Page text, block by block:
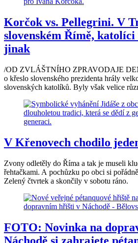
Korčok vs. Pellegrini. V
slovenském Římě,
jinak
/OD ZVLÁŠTNÍHO ZPRAVODAJE
o křeslo slovenského prezidenta hrály
slovenských katolíků. Byly však velice
V Křenovech chodilo
Zvony odletěly do Říma a tak je museli
řehtačkami. A pochůzku po obci si
Zelený čtvrtek a skončily v sobotu ráno.
FOTO: Novinka na
Náchodě si zahrajete